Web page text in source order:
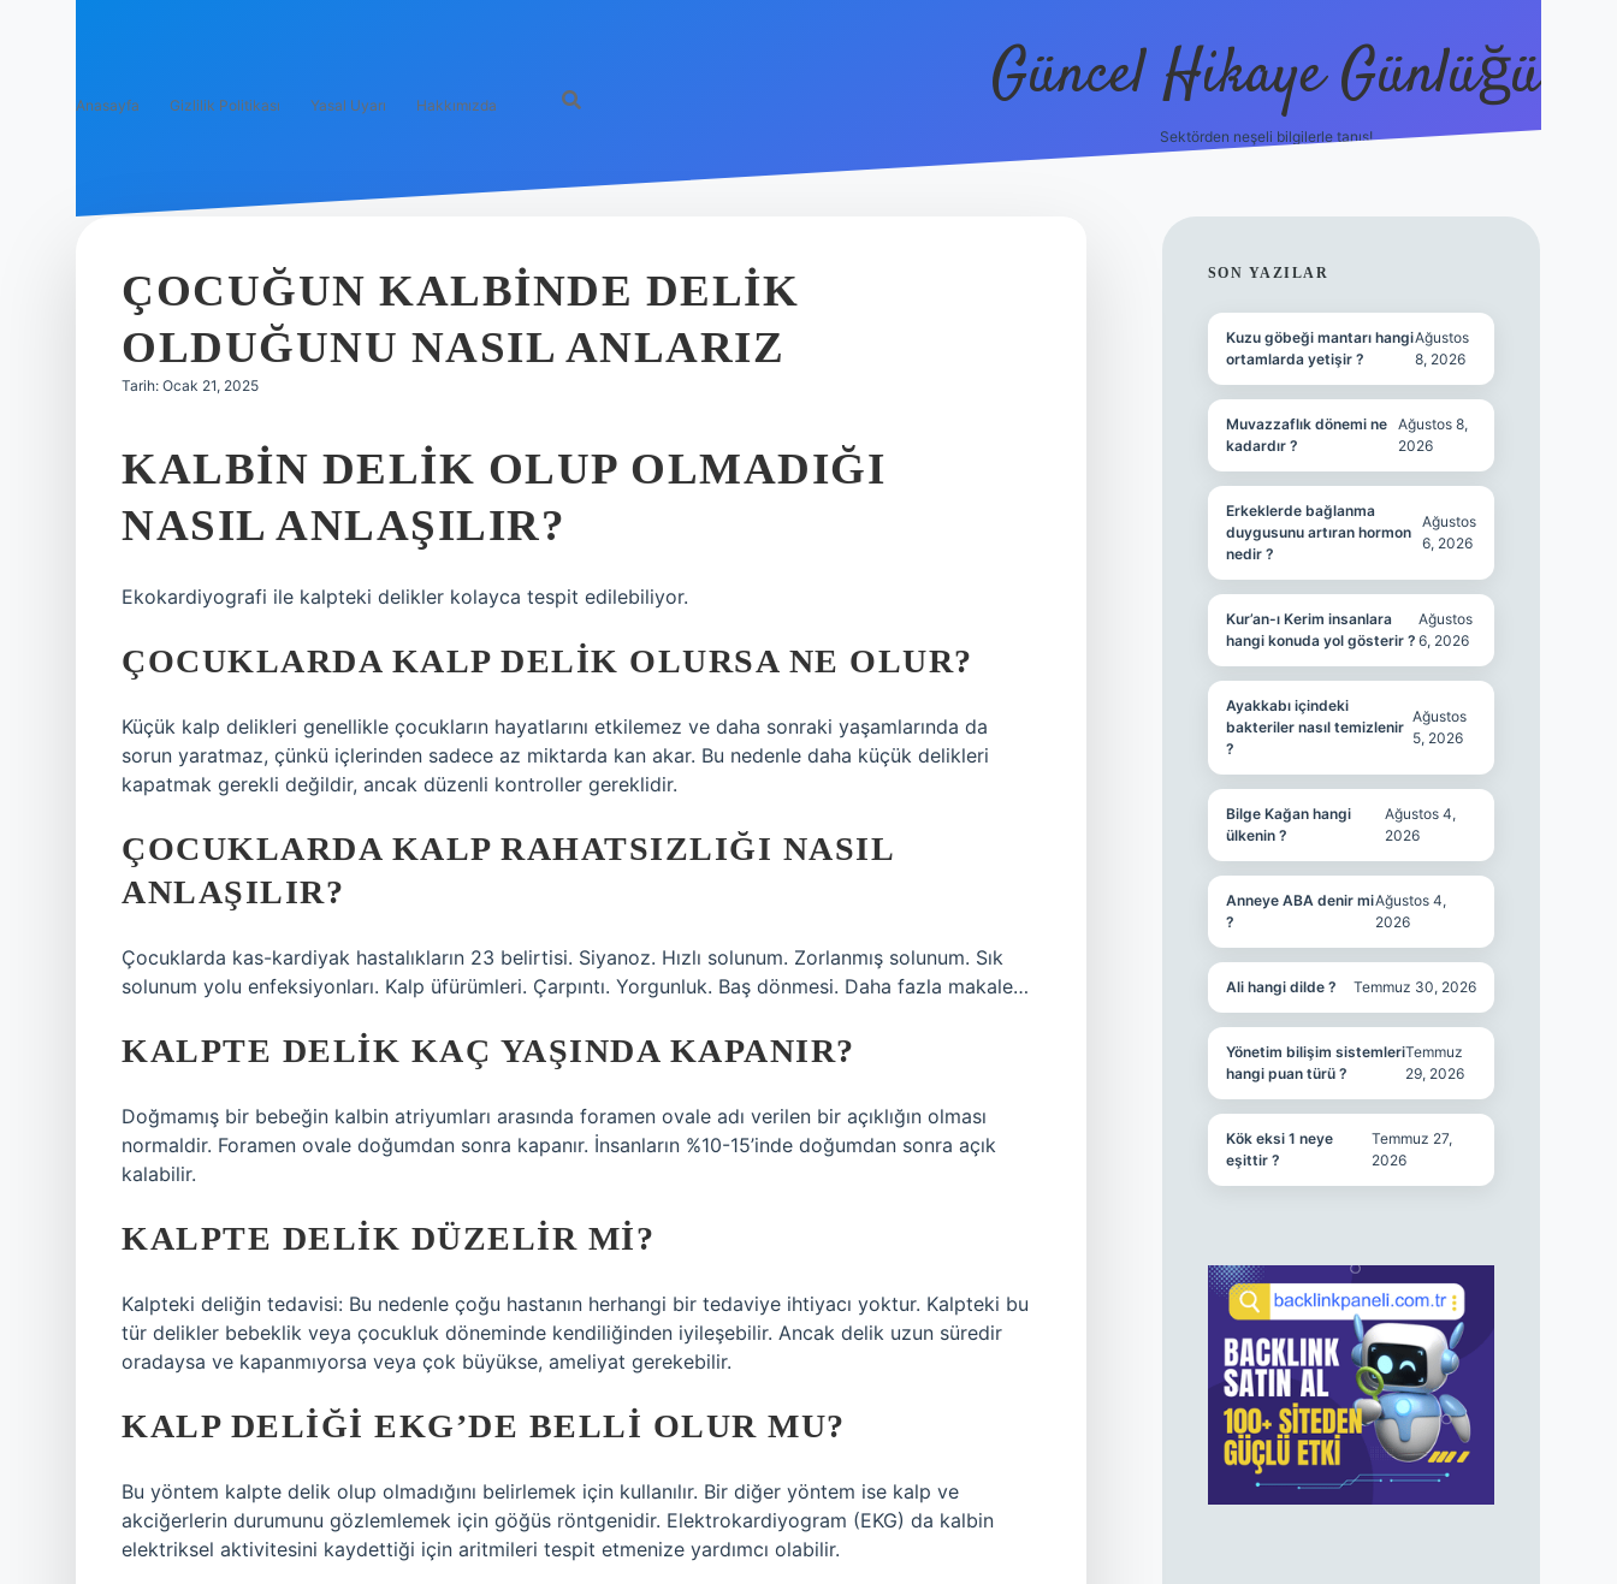
Anasayfa Gizlilik Politikası Yasal Uyarı Hakkımızda Güncel Hikaye Günlüğü
Sektörden neşeli bilgilerle tanış!
ÇOCUĞUN KALBINDE DELIK
OLDUĞUNU NASIL ANLARIZ
Tarih: Ocak 21, 2025
KALBIN DELIK OLUP OLMADIĞI
NASIL ANLAŞILIR?
Ekokardiyografi ile kalpteki delikler kolayca tespit edilebiliyor.
ÇOCUKLARDA KALP DELIK OLURSA NE OLUR?
Küçük kalp delikleri genellikle çocukların hayatlarını etkilemez ve daha sonraki yaşamlarında da
sorun yaratmaz, çünkü içlerinden sadece az miktarda kan akar. Bu nedenle daha küçük delikleri
kapatmak gerekli değildir, ancak düzenli kontroller gereklidir.
ÇOCUKLARDA KALP RAHATSIZLIĞI NASIL
ANLAŞILIR?
Çocuklarda kas-kardiyak hastalıkların 23 belirtisi. Siyanoz. Hızlı solunum. Zorlanmış solunum. Sık
solunum yolu enfeksiyonları. Kalp üfürümleri. Çarpıntı. Yorgunluk. Baş dönmesi. Daha fazla makale…
KALPTE DELIK KAÇ YAŞINDA KAPANIR?
Doğmamış bir bebeğin kalbin atriyumları arasında foramen ovale adı verilen bir açıklığın olması
normaldir. Foramen ovale doğumdan sonra kapanır. İnsanların %10-15’inde doğumdan sonra açık
kalabilir.
KALPTE DELIK DÜZELIR MI?
Kalpteki deliğin tedavisi: Bu nedenle çoğu hastanın herhangi bir tedaviye ihtiyacı yoktur. Kalpteki bu
tür delikler bebeklik veya çocukluk döneminde kendiliğinden iyileşebilir. Ancak delik uzun süredir
oradaysa ve kapanmıyorsa veya çok büyükse, ameliyat gerekebilir.
KALP DELIĞI EKG’DE BELLI OLUR MU?
Bu yöntem kalpte delik olup olmadığını belirlemek için kullanılır. Bir diğer yöntem ise kalp ve
akciğerlerin durumunu gözlemlemek için göğüs röntgenidir. Elektrokardiyogram (EKG) da kalbin
elektriksel aktivitesini kaydettiği için aritmileri tespit etmenize yardımcı olabilir.
SIDEBAR
SON YAZILAR
Kuzu göbeği mantarı hangi
ortamlarda yetişir ?
Ağustos
8, 2026
Muvazzaflık dönemi ne
kadardır ?
Ağustos 8,
2026
Erkeklerde bağlanma
duygusunu artıran hormon
nedir ?
Ağustos
6, 2026
Kur’an-ı Kerim insanlara
hangi konuda yol gösterir ?
Ağustos
6, 2026
Ayakkabı içindeki
bakteriler nasıl temizlenir
?
Ağustos
5, 2026
Bilge Kağan hangi
ülkenin ?
Ağustos 4,
2026
Anneye ABA denir mi
?
Ağustos 4,
2026
Ali hangi dilde ? Temmuz 30, 2026
Yönetim bilişim sistemleri
hangi puan türü ?
Temmuz
29, 2026
Kök eksi 1 neye
eşittir ?
Temmuz 27,
2026
https://